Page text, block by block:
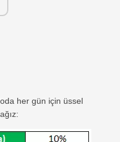
her gün için üssel